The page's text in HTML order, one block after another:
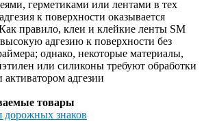
герметиками или лентами в тех
к поверхности оказывается
правило, клеи и клейкие ленты SM
адгезию к поверхности без
однако, некоторые материалы,
или силиконы требуют обработки
адгезии
товары
дорожных знаков